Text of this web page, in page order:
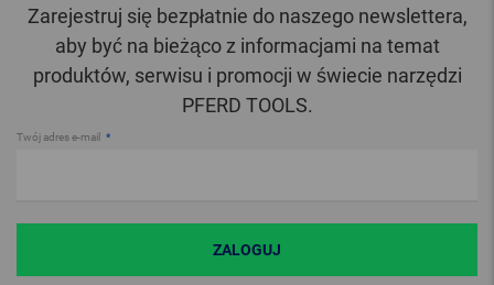
Zarejestruj się bezpłatnie do naszego newslettera,
aby być na bieżąco z informacjami na temat
produktów, serwisu i promocji w świecie narzędzi
PFERD TOOLS.
Twój adres e-mail
ZALOGUJ